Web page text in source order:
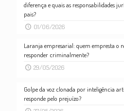
diferença e quais as responsabilidades
pais?
01/06/2026
Laranja empresarial: quem empresta o
responder criminalmente?
29/05/2026
Golpe da voz clonada por inteligência
responde pelo prejuízo?